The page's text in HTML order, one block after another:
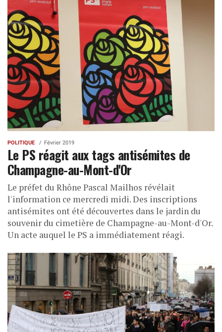
POLITIQUE Février 2019
Le PS réagit aux tags antisémites de
Champagne-au-Mont-d'Or
Le préfet du Rhône Pascal Mailhos révélait
l'information ce mercredi midi. Des inscriptions
antisémites ont été découvertes dans le jardin du
souvenir du cimetière de Champagne-au-Mont-d'Or.
Un acte auquel le PS a immédiatement réagi.